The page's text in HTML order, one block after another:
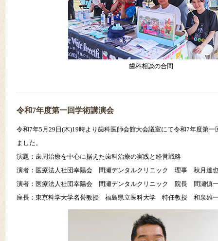
歯科相談の合間
令和7年度第一回学術講演会
令和7年5月29日(木)19時より歯科医師会館大会議室にて令和7年度第
ました。
演題：歯周治療を中心に据えた歯科治療の実践と経営戦略
演者：医療法人社団幸陽会 間瀬デンタルクリニック 理事 秋月達
演者：医療法人社団幸陽会 間瀬デンタルクリニック 院長 間瀬慎
座長：東京科学大学名誉教授 福島県立医科大学 特任教授 和泉雄